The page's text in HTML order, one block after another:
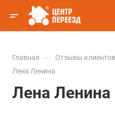
Главная — Отзывы клиентов
Лена Ленина
Лена Ленина